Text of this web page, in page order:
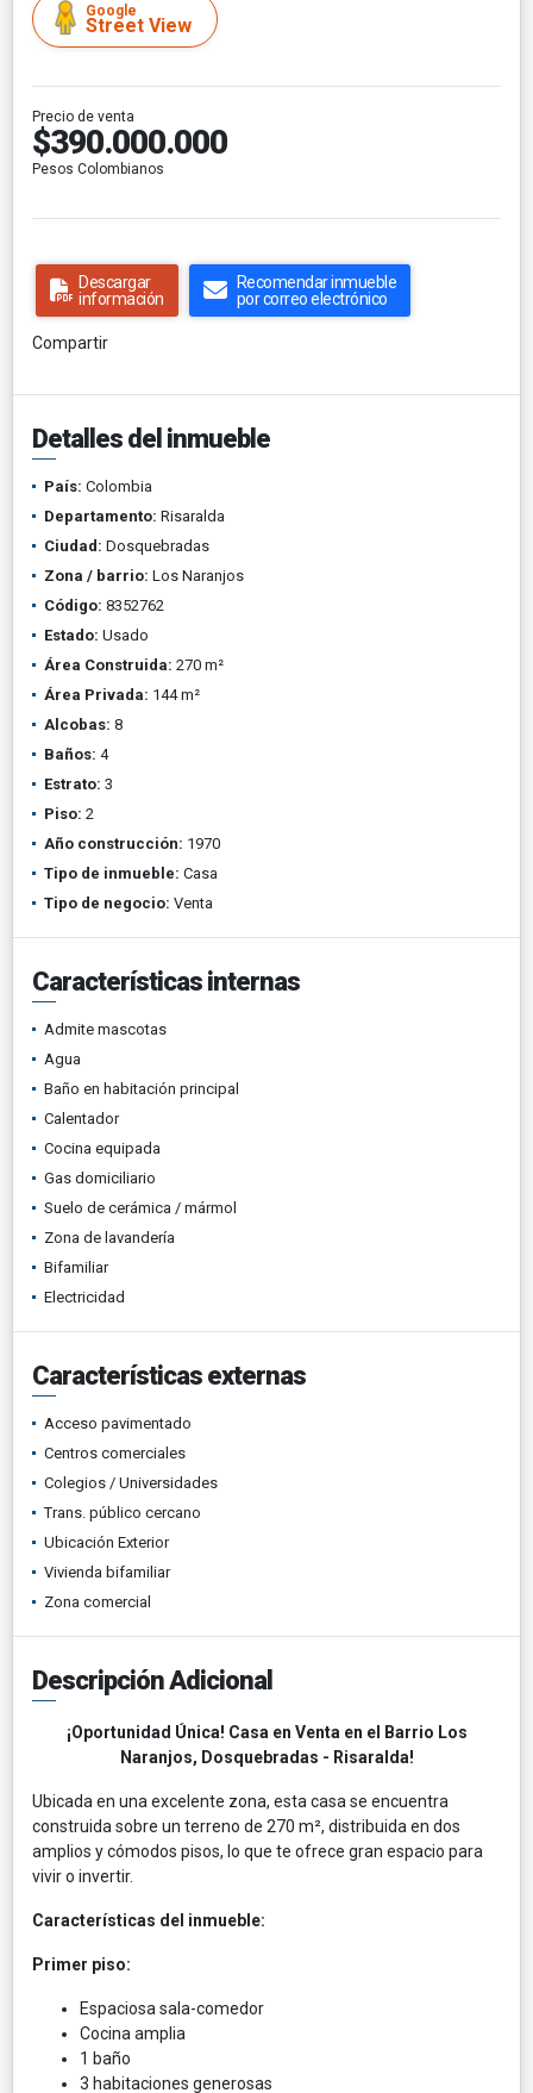
Google
Street View
Precio de venta
$390.000.000
Pesos Colombianos
Descargar
información
Recomendar inmueble
por correo electrónico
Compartir
Detalles del inmueble
País: Colombia
Departamento: Risaralda
Ciudad: Dosquebradas
Zona / barrio: Los Naranjos
Código: 8352762
Estado: Usado
Área Construida: 270 m²
Área Privada: 144 m²
Alcobas: 8
Baños: 4
Estrato: 3
Piso: 2
Año construcción: 1970
Tipo de inmueble: Casa
Tipo de negocio: Venta
Características internas
Admite mascotas
Agua
Baño en habitación principal
Calentador
Cocina equipada
Gas domiciliario
Suelo de cerámica / mármol
Zona de lavandería
Bifamiliar
Electricidad
Características externas
Acceso pavimentado
Centros comerciales
Colegios / Universidades
Trans. público cercano
Ubicación Exterior
Vivienda bifamiliar
Zona comercial
Descripción Adicional
¡Oportunidad Única! Casa en Venta en el Barrio Los
Naranjos, Dosquebradas - Risaralda!
Ubicada en una excelente zona, esta casa se encuentra
construida sobre un terreno de 270 m², distribuida en dos
amplios y cómodos pisos, lo que te ofrece gran espacio para
vivir o invertir.
Características del inmueble:
Primer piso:
Espaciosa sala-comedor
Cocina amplia
1 baño
3 habitaciones generosas